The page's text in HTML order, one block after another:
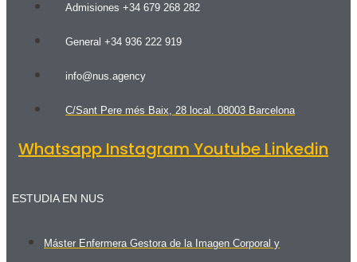
Admisiones +34 679 268 282
General +34 936 222 919
info@nus.agency
C/Sant Pere més Baix, 28 local. 08003 Barcelona
Whatsapp Instagram Youtube Linkedin
ESTUDIA EN NUS
Máster Enfermera Gestora de la Imagen Corporal y